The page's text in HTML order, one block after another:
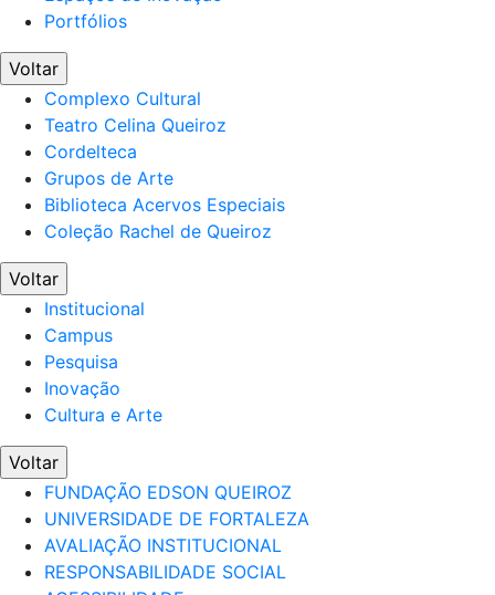
Portfólios
Voltar
Complexo Cultural
Teatro Celina Queiroz
Cordelteca
Grupos de Arte
Biblioteca Acervos Especiais
Coleção Rachel de Queiroz
Voltar
Institucional
Campus
Pesquisa
Inovação
Cultura e Arte
Voltar
FUNDAÇÃO EDSON QUEIROZ
UNIVERSIDADE DE FORTALEZA
AVALIAÇÃO INSTITUCIONAL
RESPONSABILIDADE SOCIAL